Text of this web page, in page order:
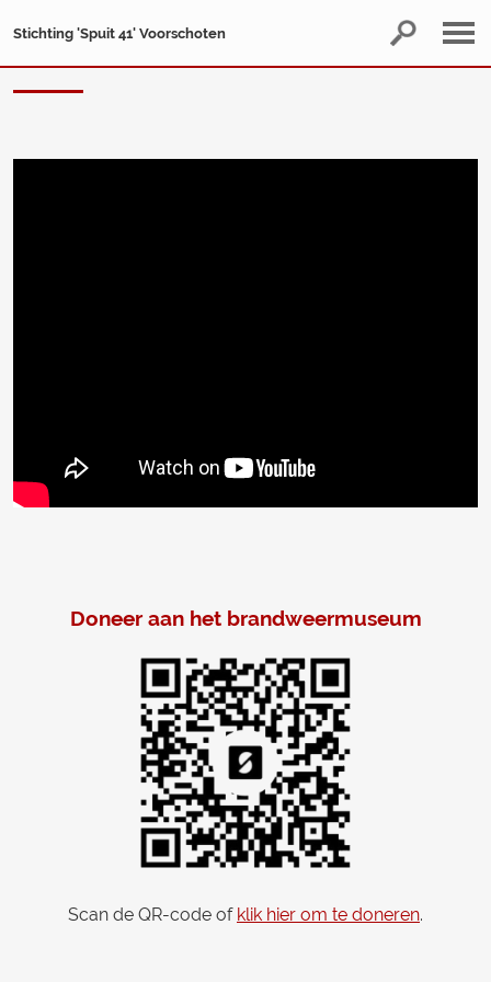
Stichting 'Spuit 41' Voorschoten
Doneer aan het brandweermuseum
Scan de QR-code of klik hier om te doneren.